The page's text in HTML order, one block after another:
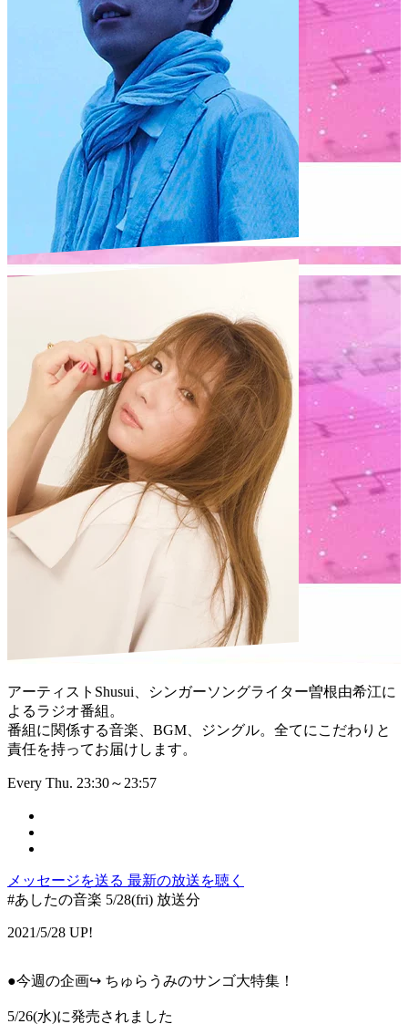
アーティストShusui、シンガーソングライター曽根由希江に
よるラジオ番組。
番組に関係する音楽、BGM、ジングル。全てにこだわりと
責任を持ってお届けします。
Every Thu. 23:30～23:57
メッセージを送る 最新の放送を聴く
#あしたの音楽 5/28(fri) 放送分
2021/5/28 UP!
●今週の企画↪︎ ちゅらうみのサンゴ大特集！
5/26(水)に発売されました